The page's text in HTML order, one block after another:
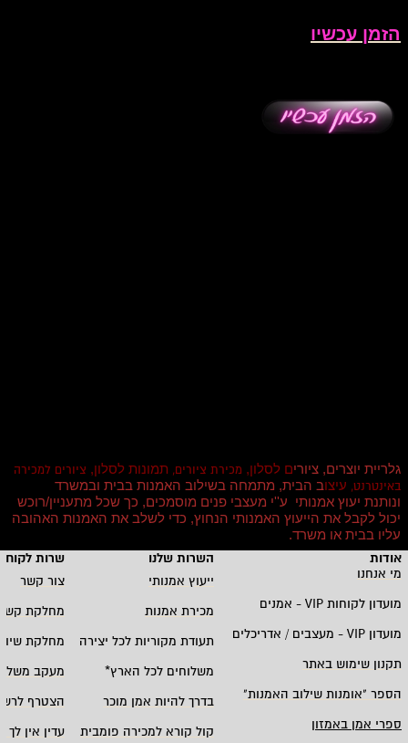
הזמן עכשיו
גלריית יוצרים, ציורים לסלון, מכירת ציורים, תמונות לסלון, ציורים למכירה
באינטרנט, עיצוב הבית, מתמחה בשילוב האמנות בבית ובמשרד
ונותנת יעוץ אמנותי ע''י מעצבי פנים מוסמכים, כך שכל מתעניין/רוכש
יכול לקבל את הייעוץ האמנותי הנחוץ, כדי לשלב את האמנות האהובה
עליו בבית או משרד.
אודות
השרות שלנו
שרות
מי אנחנו
ייעוץ אמנותי
צור קשר
מועדון לקוחותVIP - אמנים מכירת אמנות
מחלקת
מועדון
מעצבים / אדריכלים תעודת מקוריות לכל יצירה
מחלקת
תקנון שימוש באתר
משלוחים לכל הארץ*
מעקב
הספר "אומנות שילוב האמנות" בדרך להיות אמן מוכר
הצטרף
ספרי אמן באמזון
קול קורא למכירה פומבית
עדין אין לך